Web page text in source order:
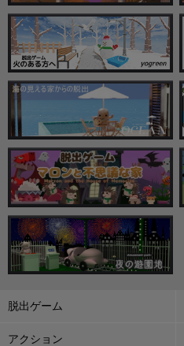
脱出ゲーム
アクション